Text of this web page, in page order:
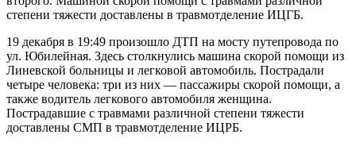
степени тяжести доставлены в травмотделение ИЦГБ.
19 декабря в 19:49 произошло ДТП на мосту путепровода по
ул. Юбилейная. Здесь столкнулись машина скорой помощи из
Линевской больницы и легковой автомобиль. Пострадали
четыре человека: три из них — пассажиры скорой помощи, а
также водитель легкового автомобиля женщина.
Пострадавшие с травмами различной степени тяжести
доставлены СМП в травмотделение ИЦРБ.